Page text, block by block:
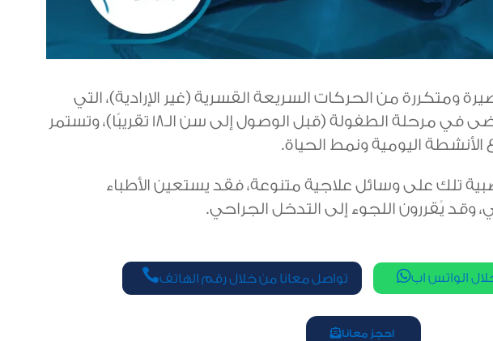
ومتكررة من الحركات السريعة القسرية (غير الإرادية)، التي
تظهر للمرة الأولى على المرضى في مرحلة الطفولة (قبل الوصول إلى سن الـ18 تقريبًا)، وتستمر
اليومية ونمط الحياة.
تلك على وسائل علاجية متنوعة، فقد يستعين الأطباء
وقد يُقررون اللجوء إلى التدخل الجراحي.
الواتس اب تواصل معانا من خلال رقم الهاتف
احجز معانا